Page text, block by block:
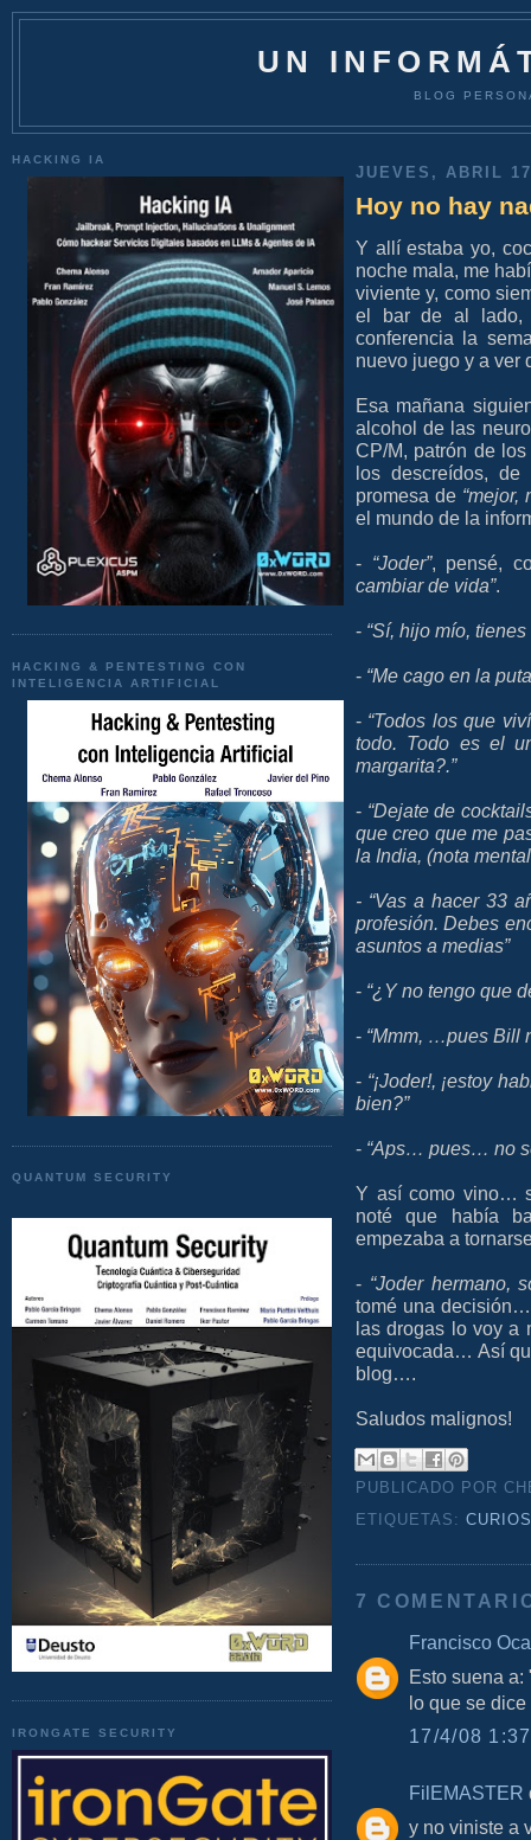
UN
BLOG
HACKING IA
HACKING & PENTESTING CON
INTELIGENCIA ARTIFICIAL
QUANTUM SECURITY
IRONGATE SECURITY
JUEVES, ABRIL
Hoy no hay
Y allí estaba yo,
noche mala, me
viviente y, como
el bar de al lado,
conferencia la
nuevo juego y a
Esa mañana
alcohol de las
CP/M, patrón de
los descreídos,
promesa de “mejor,
el mundo de la
- “Joder”, pensé,
cambiar de vida”.
- “Sí, hijo mío,
- “Me cago en la
- “Todos los que
todo. Todo es el
margarita?.”
- “Dejate de
que creo que me
la India, (nota
- “Vas a hacer 33
profesión. Debes
asuntos a medias”
- “¿Y no tengo que
- “Mmm, …pues Bill
- “¡Joder!, ¡estoy
bien?”
- “Aps… pues… no
Y así como vino…
noté que había
empezaba a
- “Joder hermano,
tomé una
las drogas lo voy a
equivocada… Así
blog….
Saludos malignos!
PUBLICADO POR
ETIQUETAS:
7
Francisco Oca
Esto suena
lo que se
17/4/08
FilEMASTER
y no viniste a